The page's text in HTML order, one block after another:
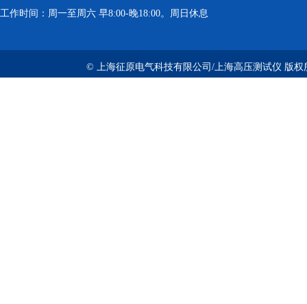
工作时间：周一至周六 早8:00-晚18:00。周日休息
© 上海征原电气科技有限公司/上海高压测试仪 版权